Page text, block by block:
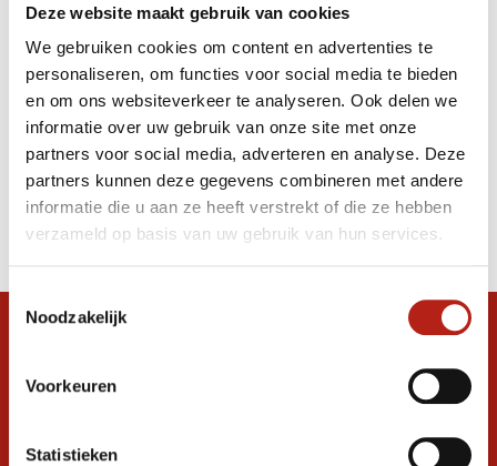
Deze website maakt gebruik van cookies
We gebruiken cookies om content en advertenties te
personaliseren, om functies voor social media te bieden
en om ons websiteverkeer te analyseren. Ook delen we
informatie over uw gebruik van onze site met onze
partners voor social media, adverteren en analyse. Deze
partners kunnen deze gegevens combineren met andere
informatie die u aan ze heeft verstrekt of die ze hebben
verzameld op basis van uw gebruik van hun services.
Toestemmingsselectie
Noodzakelijk
Voorkeuren
Statistieken
Apply filters
Producten getagd met
3-delige
zeep/desinfectie Dispenser
Producten
Filter
Stel je vraag in de chat, en we helpen je
graag verder. 24/7
Volg ons